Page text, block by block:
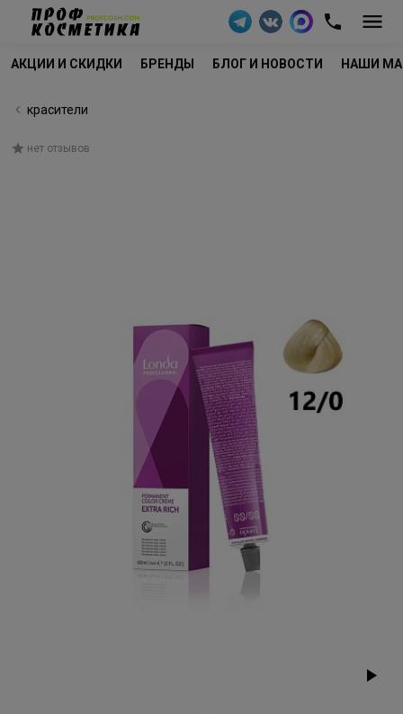
АКЦИИ И СКИДКИ БРЕНДЫ БЛОГ И НОВОСТИ НАШИ
красители
нет отзывов